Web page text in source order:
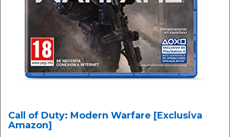
Call of Duty: Modern Warfare [Exclusiva
Amazon]